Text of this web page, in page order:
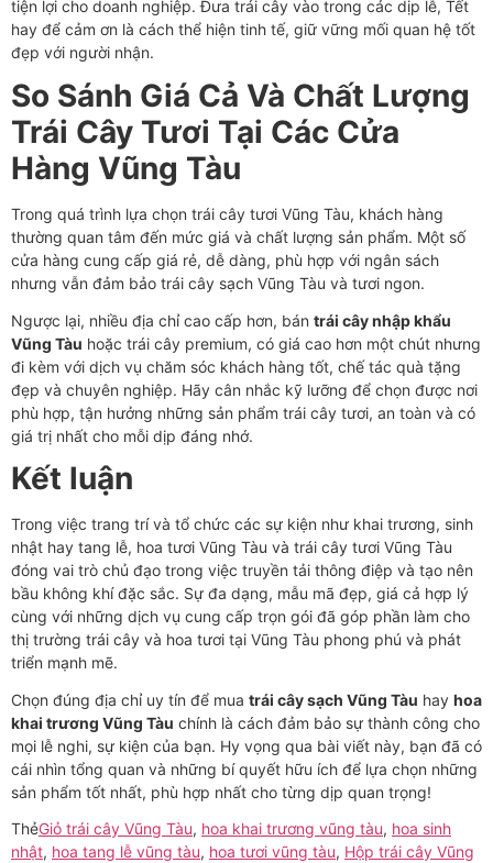
tiện lợi cho doanh nghiệp. Đưa trái cây vào trong các dịp lễ, Tết
hay để cảm ơn là cách thể hiện tinh tế, giữ vững mối quan hệ tốt
đẹp với người nhận.
So Sánh Giá Cả Và Chất Lượng
Trái Cây Tươi Tại Các Cửa
Hàng Vũng Tàu
Trong quá trình lựa chọn trái cây tươi Vũng Tàu, khách hàng
thường quan tâm đến mức giá và chất lượng sản phẩm. Một số
cửa hàng cung cấp giá rẻ, dễ dàng, phù hợp với ngân sách
nhưng vẫn đảm bảo trái cây sạch Vũng Tàu và tươi ngon.
Ngược lại, nhiều địa chỉ cao cấp hơn, bán trái cây nhập khẩu
Vũng Tàu hoặc trái cây premium, có giá cao hơn một chút nhưng
đi kèm với dịch vụ chăm sóc khách hàng tốt, chế tác quà tặng
đẹp và chuyên nghiệp. Hãy cân nhắc kỹ lưỡng để chọn được nơi
phù hợp, tận hưởng những sản phẩm trái cây tươi, an toàn và có
giá trị nhất cho mỗi dịp đáng nhớ.
Kết luận
Trong việc trang trí và tổ chức các sự kiện như khai trương, sinh
nhật hay tang lễ, hoa tươi Vũng Tàu và trái cây tươi Vũng Tàu
đóng vai trò chủ đạo trong việc truyền tải thông điệp và tạo nên
bầu không khí đặc sắc. Sự đa dạng, mẫu mã đẹp, giá cả hợp lý
cùng với những dịch vụ cung cấp trọn gói đã góp phần làm cho
thị trường trái cây và hoa tươi tại Vũng Tàu phong phú và phát
triển mạnh mẽ.
Chọn đúng địa chỉ uy tín để mua trái cây sạch Vũng Tàu hay hoa
khai trương Vũng Tàu chính là cách đảm bảo sự thành công cho
mọi lễ nghi, sự kiện của bạn. Hy vọng qua bài viết này, bạn đã có
cái nhìn tổng quan và những bí quyết hữu ích để lựa chọn những
sản phẩm tốt nhất, phù hợp nhất cho từng dịp quan trọng!
ThẻGiỏ trái cây Vũng Tàu, hoa khai trương vũng tàu, hoa sinh
nhật, hoa tang lễ vũng tàu, hoa tươi vũng tàu, Hộp trái cây Vũng